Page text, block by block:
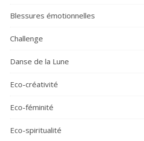
Blessures émotionnelles
Challenge
Danse de la Lune
Eco-créativité
Eco-féminité
Eco-spiritualité